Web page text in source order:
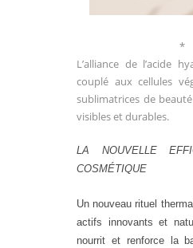
*
L’alliance de l’acide
couplé aux cellules
sublimatrices de
visibles et durables.
LA NOUVELLE
COSMÉTIQUE
Un nouveau rituel
actifs innovants et
nourrit et renforce la